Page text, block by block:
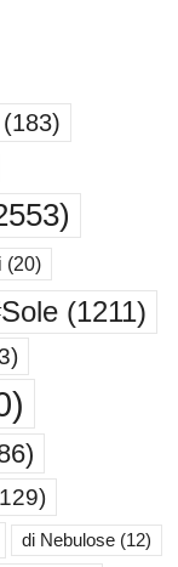
(183)
(20)
(1211)
di Nebulose (12)